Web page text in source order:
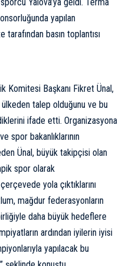
yapılan
basın toplantısı
Komitesi Başkanı Fikret Ünal,
talep olduğunu ve bu
ifade etti. Organizasyona
spor bakanlıklarının
Ünal, büyük takipçisi olan
spor olarak
yola çıktıklarını
mağdur federasyonların
daha büyük hedeflere
ardından iyilerin iyisi
yapılacak bu